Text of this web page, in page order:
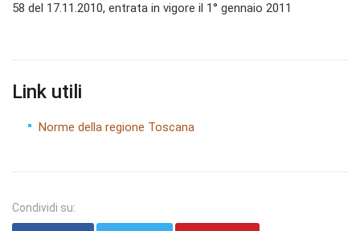
58 del 17.11.2010, entrata in vigore il 1° gennaio 2011
Link utili
Norme della regione Toscana
Condividi su: